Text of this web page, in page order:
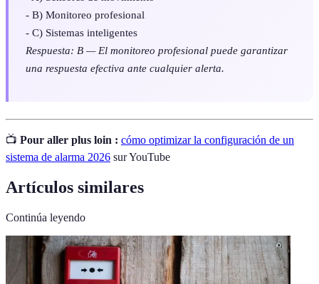
- B) Monitoreo profesional
- C) Sistemas inteligentes
Respuesta: B — El monitoreo profesional puede garantizar
una respuesta efectiva ante cualquier alerta.
📺 Pour aller plus loin : cómo optimizar la configuración de un
sistema de alarma 2026 sur YouTube
Artículos similares
Continúa leyendo